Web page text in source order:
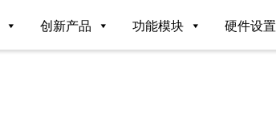
创新产品 功能模块 硬件设置